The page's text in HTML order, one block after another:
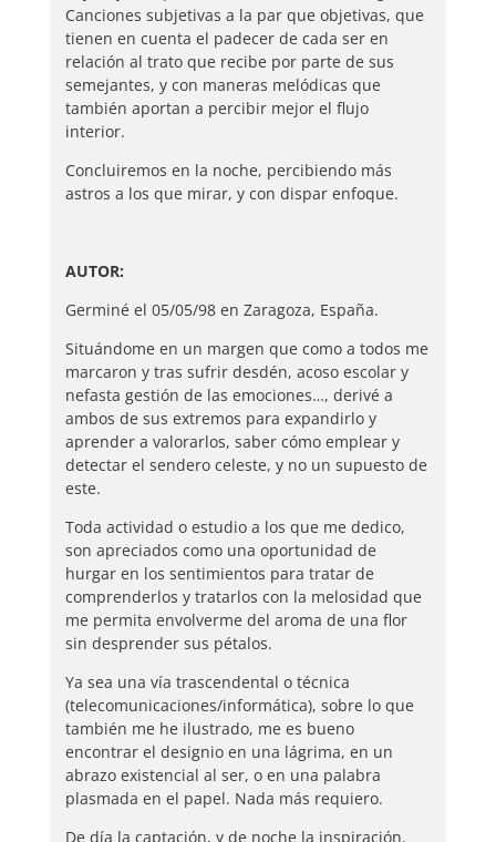
Canciones subjetivas a la par que objetivas, que
tienen en cuenta el padecer de cada ser en
relación al trato que recibe por parte de sus
semejantes, y con maneras melódicas que
también aportan a percibir mejor el flujo
interior.
Concluiremos en la noche, percibiendo más
astros a los que mirar, y con dispar enfoque.
AUTOR:
Germiné el 05/05/98 en Zaragoza, España.
Situándome en un margen que como a todos me
marcaron y tras sufrir desdén, acoso escolar y
nefasta gestión de las emociones…, derivé a
ambos de sus extremos para expandirlo y
aprender a valorarlos, saber cómo emplear y
detectar el sendero celeste, y no un supuesto de
este.
Toda actividad o estudio a los que me dedico,
son apreciados como una oportunidad de
hurgar en los sentimientos para tratar de
comprenderlos y tratarlos con la melosidad que
me permita envolverme del aroma de una flor
sin desprender sus pétalos.
Ya sea una vía trascendental o técnica
(telecomunicaciones/informática), sobre lo que
también me he ilustrado, me es bueno
encontrar el designio en una lágrima, en un
abrazo existencial al ser, o en una palabra
plasmada en el papel. Nada más requiero.
De día la captación, y de noche la inspiración.